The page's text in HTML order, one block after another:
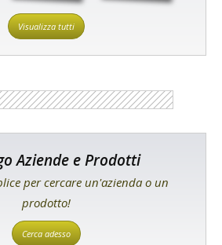
Visualizza tutti
Aziende e Prodotti
per cercare un'azienda o un
prodotto!
Cerca adesso